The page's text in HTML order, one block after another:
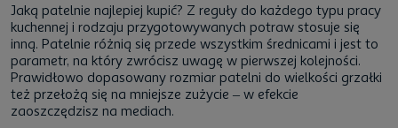
Jaką patelnie najlepiej kupić? Z reguły do każdego typu pracy
kuchennej i rodzaju przygotowywanych potraw stosuje się
inną. Patelnie różnią się przede wszystkim średnicami i jest to
parametr, na który zwrócisz uwagę w pierwszej kolejności.
Prawidłowo dopasowany rozmiar patelni do wielkości grzałki
też przełożą się na mniejsze zużycie – w efekcie
zaoszczędzisz na mediach.